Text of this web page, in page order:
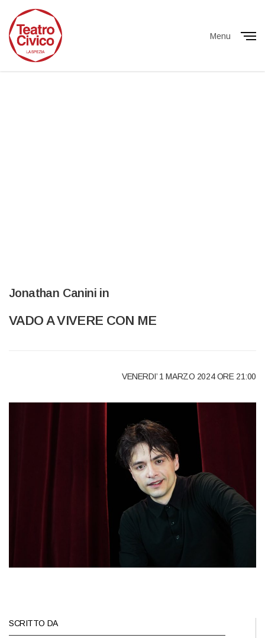
Menu
Jonathan Canini in
VADO A VIVERE CON ME
VENERDI’ 1 MARZO 2024 ORE 21:00
SCRITTO DA